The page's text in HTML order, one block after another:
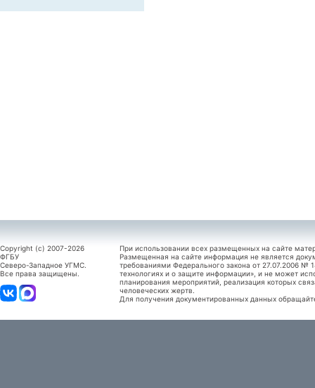
Copyright (c) 2007-2026
ФГБУ
Северо-Западное УГМС.
Все права защищены.
При использовании всех размещенных на сайте
Размещенная на сайте информация не является
требованиями Федерального закона от 27.07.2006
технологиях и о защите информации», и не может
планирования мероприятий, реализация которых
человеческих жертв.
Для получения документированных данных